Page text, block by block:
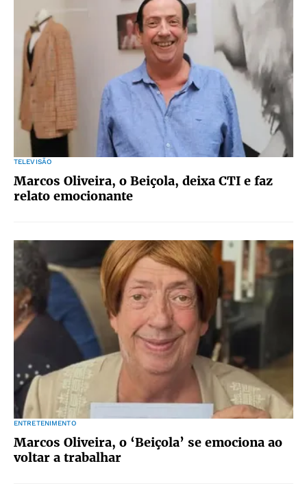
TELEVISÃO
Marcos Oliveira, o Beiçola, deixa CTI e faz
relato emocionante
ENTRETENIMENTO
Marcos Oliveira, o ‘Beiçola’ se emociona ao
voltar a trabalhar